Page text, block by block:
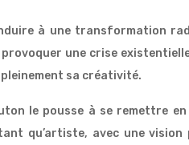
à une transformation
une crise
pleinement sa créativité.
le pousse à se remettre
qu’artiste, avec une